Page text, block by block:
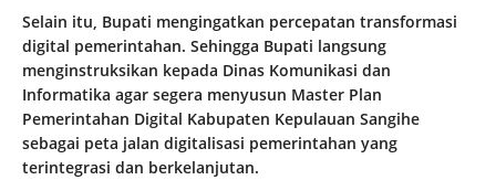
Selain itu, Bupati mengingatkan percepatan transformasi
digital pemerintahan. Sehingga Bupati langsung
menginstruksikan kepada Dinas Komunikasi dan
Informatika agar segera menyusun Master Plan
Pemerintahan Digital Kabupaten Kepulauan Sangihe
sebagai peta jalan digitalisasi pemerintahan yang
terintegrasi dan berkelanjutan.